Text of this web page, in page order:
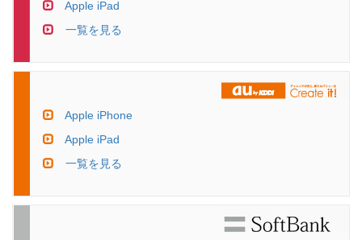
Apple iPad
一覧を見る
Apple iPhone
Apple iPad
一覧を見る